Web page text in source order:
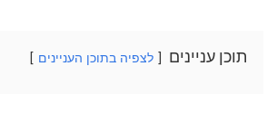
תוכן עניינים לצפיה בתוכן העניינים